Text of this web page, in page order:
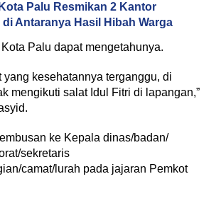
Palu Resmikan 2 Kantor
Antaranya Hasil Hibah Warga
Palu dapat mengetahunya.
yang kesehatannya terganggu, di
mengikuti salat Idul Fitri di lapangan,”
ke Kepala dinas/badan/
sekretaris
camat/lurah pada jajaran Pemkot